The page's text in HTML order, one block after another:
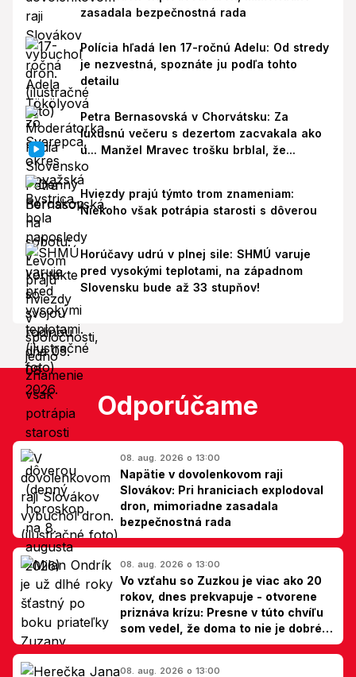
zasadala bezpečnostná rada
Polícia hľadá len 17-ročnú Adelu: Od stredy
je nezvestná, spoznáte ju podľa tohto
detailu
Petra Bernasovská v Chorvátsku: Za
luxusnú večeru s dezertom zacvakala ako
u... Manžel Mravec trošku brblal, že...
Hviezdy prajú týmto trom znameniam:
Niekoho však potrápia starosti s dôverou
Horúčavy udrú v plnej sile: SHMÚ varuje
pred vysokými teplotami, na západnom
Slovensku bude až 33 stupňov!
Odporúčame
08. aug. 2026 o 13:00
Napätie v dovolenkovom raji
Slovákov: Pri hraniciach explodoval
dron, mimoriadne zasadala
bezpečnostná rada
08. aug. 2026 o 13:00
Vo vzťahu so Zuzkou je viac ako 20
rokov, dnes prekvapuje - otvorene
priznáva krízu: Presne v túto chvíľu
som vedel, že doma to nie je dobré,
hovorí Milan Ondrík
08. aug. 2026 o 13:00